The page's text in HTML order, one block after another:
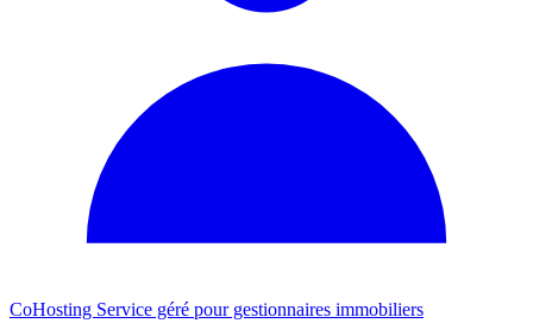
CoHosting Service géré pour gestionnaires immobiliers